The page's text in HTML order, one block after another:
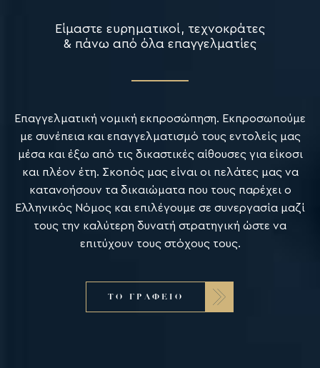
Είμαστε ευρηματικοί, τεχνοκράτες
& πάνω από όλα επαγγελματίες
Επαγγελματική νομική εκπροσώπηση. Εκπροσωπούμε
με συνέπεια και επαγγελματισμό τους εντολείς μας
μέσα και έξω από τις δικαστικές αίθουσες για είκοσι
και πλέον έτη. Σκοπός μας είναι οι πελάτες μας να
κατανοήσουν τα δικαιώματα που τους παρέχει ο
Ελληνικός Νόμος και επιλέγουμε σε συνεργασία μαζί
τους την καλύτερη δυνατή στρατηγική ώστε να
επιτύχουν τους στόχους τους.
ΤΟ ΓΡΑΦΕΙΟ